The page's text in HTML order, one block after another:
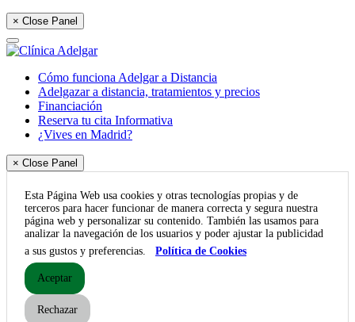
× Close Panel
Cómo funciona Adelgar a Distancia
Adelgazar a distancia, tratamientos y precios
Financiación
Reserva tu cita Informativa
¿Vives en Madrid?
× Close Panel
Esta Página Web usa cookies y otras tecnologías propias y de
terceros para hacer funcionar de manera correcta y segura nuestra
página web y personalizar su contenido. También las usamos para
analizar la navegación de los usuarios y poder ajustar la publicidad
a sus gustos y preferencias.
Política de Cookies
Aceptar
Rechazar